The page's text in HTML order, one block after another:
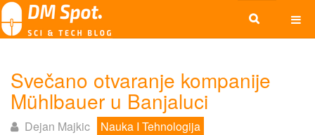
Svečano otvaranje kompanije
Mühlbauer u Banjaluci
Dejan Majkic
Nauka I Tehnologija